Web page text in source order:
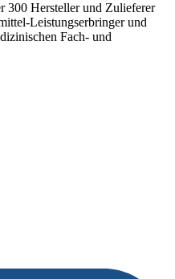
300 Hersteller und Zulieferer
Leistungserbringer und
Fach- und